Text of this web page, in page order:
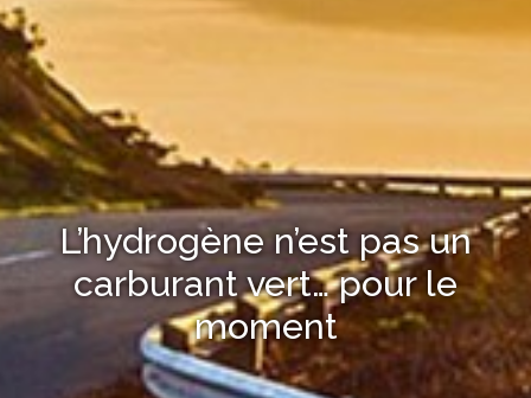
L’hydrogène n’est pas un
carburant vert… pour le
moment